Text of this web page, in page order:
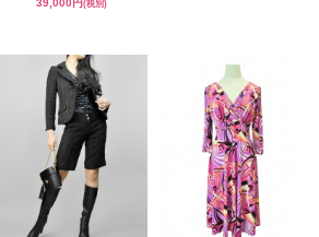
39,000円(税別)